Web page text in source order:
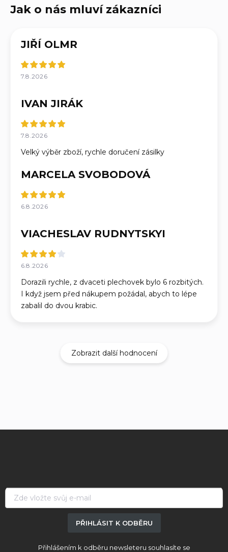
JIŘÍ OLMR
7.8.2026
IVAN JIRÁK
7.8.2026
Velký výběr zboží, rychle doručení zásilky
MARCELA SVOBODOVÁ
6.8.2026
VIACHESLAV RUDNYTSKYI
6.8.2026
Dorazili rychle, z dvaceti plechovek bylo 6 rozbitých.
I když jsem před nákupem požádal, abych to lépe
zabalil do dvou krabic.
Zobrazit další hodnocení
PŘIHLÁSIT K ODBĚRU
Přihlášením k odběru newsleteru souhlasíte se